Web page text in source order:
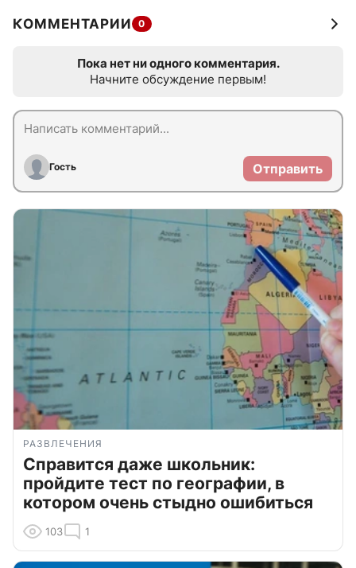
КОММЕНТАРИИ 0
Пока нет ни одного комментария.
Начните обсуждение первым!
Гость Отправить
РАЗВЛЕЧЕНИЯ
Справится даже школьник:
пройдите тест по географии, в
котором очень стыдно ошибиться
103 1